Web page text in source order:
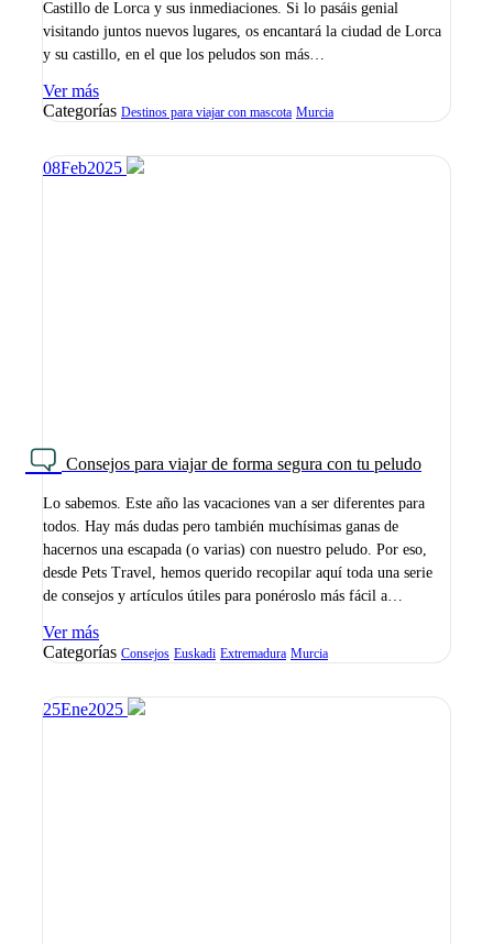
Castillo de Lorca y sus inmediaciones. Si lo pasáis genial
visitando juntos nuevos lugares, os encantará la ciudad de Lorca
y su castillo, en el que los peludos son más…
Ver más
Categorías Destinos para viajar con mascota Murcia
08Feb2025
Consejos para viajar de forma segura con tu peludo
Lo sabemos. Este año las vacaciones van a ser diferentes para
todos. Hay más dudas pero también muchísimas ganas de
hacernos una escapada (o varias) con nuestro peludo. Por eso,
desde Pets Travel, hemos querido recopilar aquí toda una serie
de consejos y artículos útiles para ponéroslo más fácil a…
Ver más
Categorías Consejos Euskadi Extremadura Murcia
25Ene2025